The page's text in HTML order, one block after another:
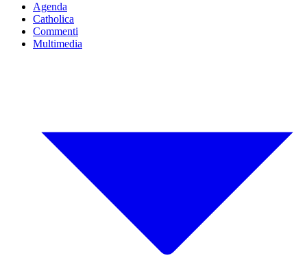
Agenda
Catholica
Commenti
Multimedia